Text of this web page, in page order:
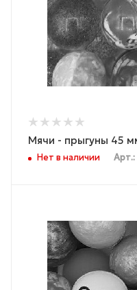
Мячи - прыгуны 45
Нет в наличии Арт.: